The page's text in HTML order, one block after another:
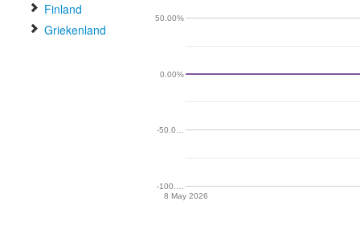
Finland
Griekenland
8 May 2026
-100.…
-50.0…
0.00%
50.00%